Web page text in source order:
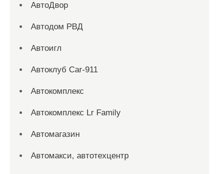
АвтоДвор
Автодом РВД
Автоигл
Автоклуб Car-911
Автокомплекс
Автокомплекс Lr Family
Автомагазин
Автомакси, автотехцентр